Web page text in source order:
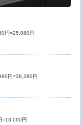
55,000円
22,000円
33,000円
円=25,080円
円=38,280円
=13,090円